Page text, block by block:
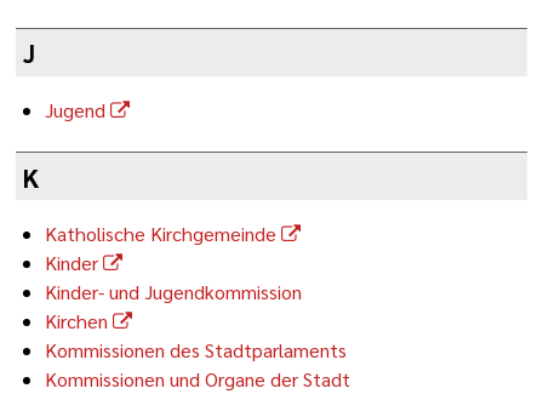
J
Jugend
K
Katholische Kirchgemeinde
Kinder
Kinder- und Jugendkommission
Kirchen
Kommissionen des Stadtparlaments
Kommissionen und Organe der Stadt